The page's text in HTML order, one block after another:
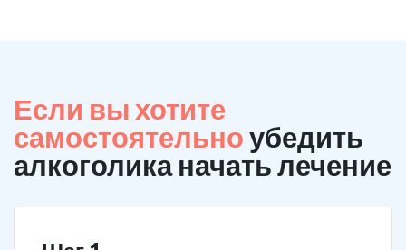
Если вы хотите
самостоятельноубедить
алкоголика начать лечение